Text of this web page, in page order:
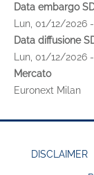
Data embargo
Lun, 01/12/2026
Data diffusione
Lun, 01/12/2026
Mercato
Euronext Milan
DISCLAIMER